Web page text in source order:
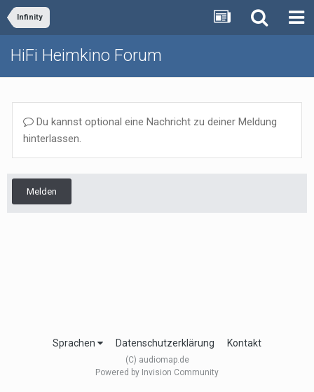
Infinity
HiFi Heimkino Forum
Du kannst optional eine Nachricht zu deiner Meldung
hinterlassen.
Melden
Sprachen Datenschutzerklärung Kontakt
(C) audiomap.de
Powered by Invision Community